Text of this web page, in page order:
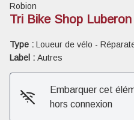
Robion
Tri Bike Shop Luberon
Type : Loueur de vélo -
Label : Autres
Embarquer cet
hors connexion